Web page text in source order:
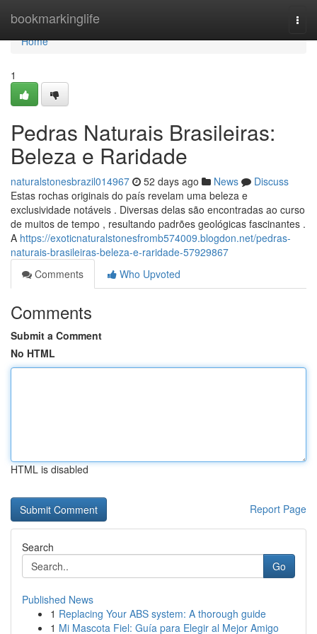
bookmarkinglife
Home
Home
1
Pedras Naturais Brasileiras:
Beleza e Raridade
naturalstonesbrazil014967 52 days ago News
Discuss
Estas rochas originais do país revelam uma beleza e
exclusividade notáveis . Diversas delas são encontradas ao curso
de muitos de tempo , resultando padrões geológicas fascinantes .
A https://exoticnaturalstonesfromb574009.blogdon.net/pedras-
naturais-brasileiras-beleza-e-raridade-57929867
Comments
Who Upvoted
Comments
Submit a Comment
No HTML
HTML is disabled
Report Page
Search
Go
Published News
1 Replacing Your ABS system: A thorough guide
1 Mi Mascota Fiel: Guía para Elegir al Mejor Amigo